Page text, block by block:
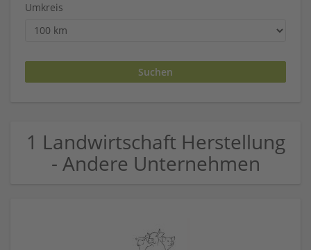
Umkreis
1 Landwirtschaft Herstellung
- Andere Unternehmen